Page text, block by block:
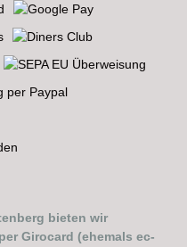
bieten wir
Girocard (ehemals ec-